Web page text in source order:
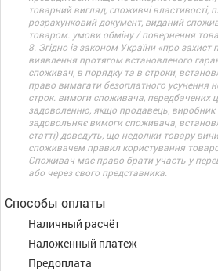
товарний вигляд, споживчі властивості,
розрахунковий документ, виданий
товаром. умови обміну / повернення
8. Згідно із законом України «про захист
виявлення протягом встановленого
споживач, в порядку та в строки,
право вимагати безоплатного усунення
строк. вимоги споживача, передбачених
задоволенню, якщо продавець, виробник
задовольняє вимоги споживача,
статті) доведуть, що недоліки товару
споживачем правил користування
Споживач має право брати участь у
або через свого представника.
Способы оплаты
Наличный расчёт
Наложенный платеж
Предоплата